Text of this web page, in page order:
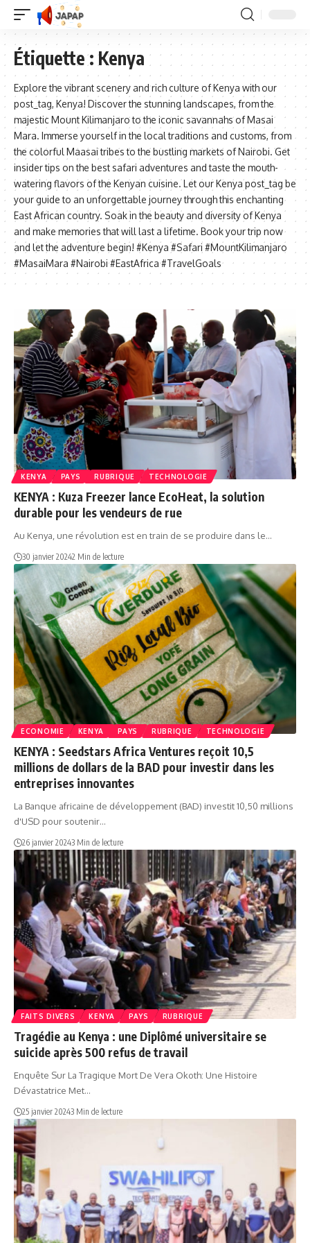
Étiquette :Kenya
Explore the vibrant scenery and rich culture of Kenya with our
post_tag, Kenya! Discover the stunning landscapes, from the
majestic Mount Kilimanjaro to the iconic savannahs of Masai
Mara. Immerse yourself in the local traditions and customs, from
the colorful Maasai tribes to the bustling markets of Nairobi. Get
insider tips on the best safari adventures and taste the mouth-
watering flavors of the Kenyan cuisine. Let our Kenya post_tag be
your guide to an unforgettable journey through this enchanting
East African country. Soak in the beauty and diversity of Kenya
and make memories that will last a lifetime. Book your trip now
and let the adventure begin! #Kenya #Safari #MountKilimanjaro
#MasaiMara #Nairobi #EastAfrica #TravelGoals
KENYA PAYS RUBRIQUE TECHNOLOGIE
KENYA : Kuza Freezer lance EcoHeat, la solution
durable pour les vendeurs de rue
Au Kenya, une révolution est en train de se produire dans le…
30 janvier 20242 Min de lecture
ECONOMIE KENYA PAYS RUBRIQUE TECHNOLOGIE
KENYA : Seedstars Africa Ventures reçoit 10,5
millions de dollars de la BAD pour investir dans les
entreprises innovantes
La Banque africaine de développement (BAD) investit 10,50 millions
d'USD pour soutenir…
26 janvier 20243 Min de lecture
FAITS DIVERS KENYA PAYS RUBRIQUE
Tragédie au Kenya : une Diplômé universitaire se
suicide après 500 refus de travail
Enquête Sur La Tragique Mort De Vera Okoth: Une Histoire
Dévastatrice Met…
25 janvier 20243 Min de lecture